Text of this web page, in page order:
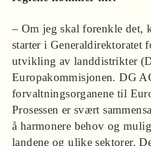
– Om jeg skal forenkle det,
starter i Generaldirektoratet
utvikling av landdistrikter
Europakommisjonen. DG
forvaltningsorganene til
Prosessen er svært
å harmonere behov og
landene og ulike sektorer.